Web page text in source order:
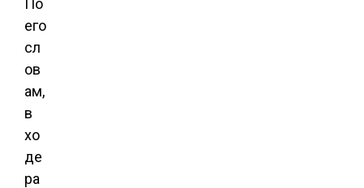
По
его
сл
ов
ам,
в
хо
де
ра